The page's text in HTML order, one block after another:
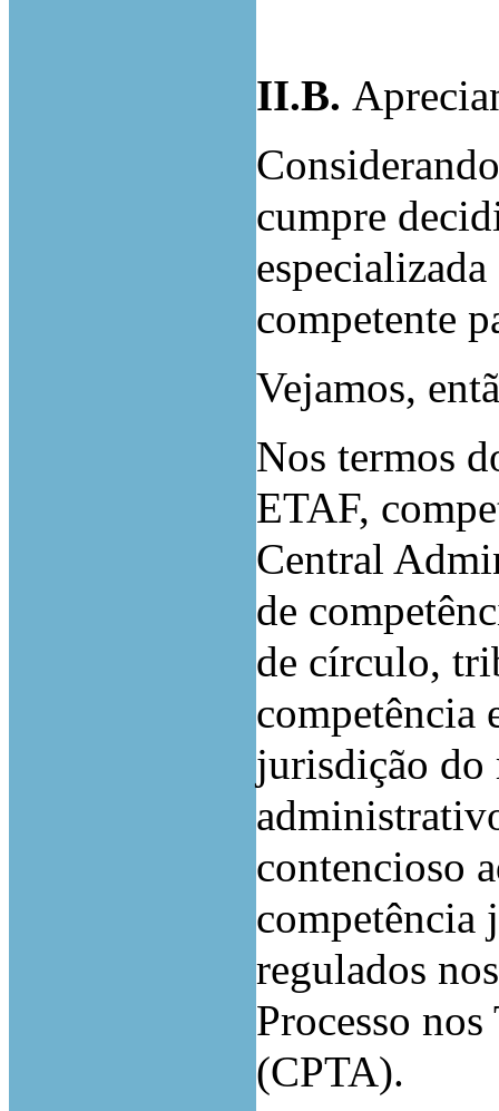
II.B.
cumpre
competente
Vejamos,
Nos termos
ETAF,
Central
de
de círculo,
competência
jurisdição do
contencioso
competência
regulados
Processo
(CPTA).